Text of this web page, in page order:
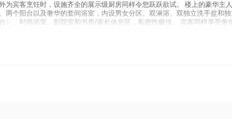
为宾客烹饪时，设施齐全的展示级厨房同样令您跃跃欲试。 楼上的豪华主
两个阳台以及奢华的套间浴室，内设男女分区、双淋浴、双独立洗手盆和独
、时尚浴室、影院室和书房/家长休息区，私密性极佳。 宾客同样享受奢
要充分感受这份宁静，您可以浸入户外浴缸，瞬间放松身心。 房屋设有三